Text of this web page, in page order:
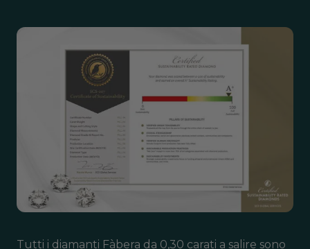
Tutti i diamanti Fàbera da 0,30 carati a salire sono